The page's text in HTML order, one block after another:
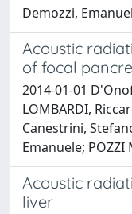
Demozzi,
Acoustic
of focal
2014-01-01
LOMBARDI,
Canestrini,
Emanuele; POZZI
Acoustic
liver